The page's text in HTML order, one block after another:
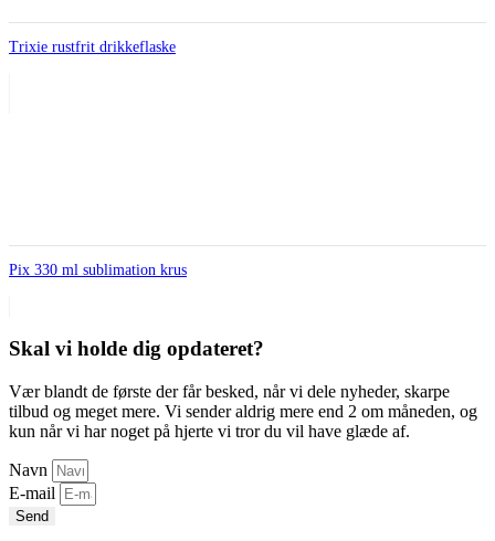
Trixie rustfrit drikkeflaske
Pix 330 ml sublimation krus
Skal vi holde dig opdateret?
Vær blandt de første der får besked, når vi dele nyheder, skarpe
tilbud og meget mere. Vi sender aldrig mere end 2 om måneden, og
kun når vi har noget på hjerte vi tror du vil have glæde af.
Navn
E-mail
Send